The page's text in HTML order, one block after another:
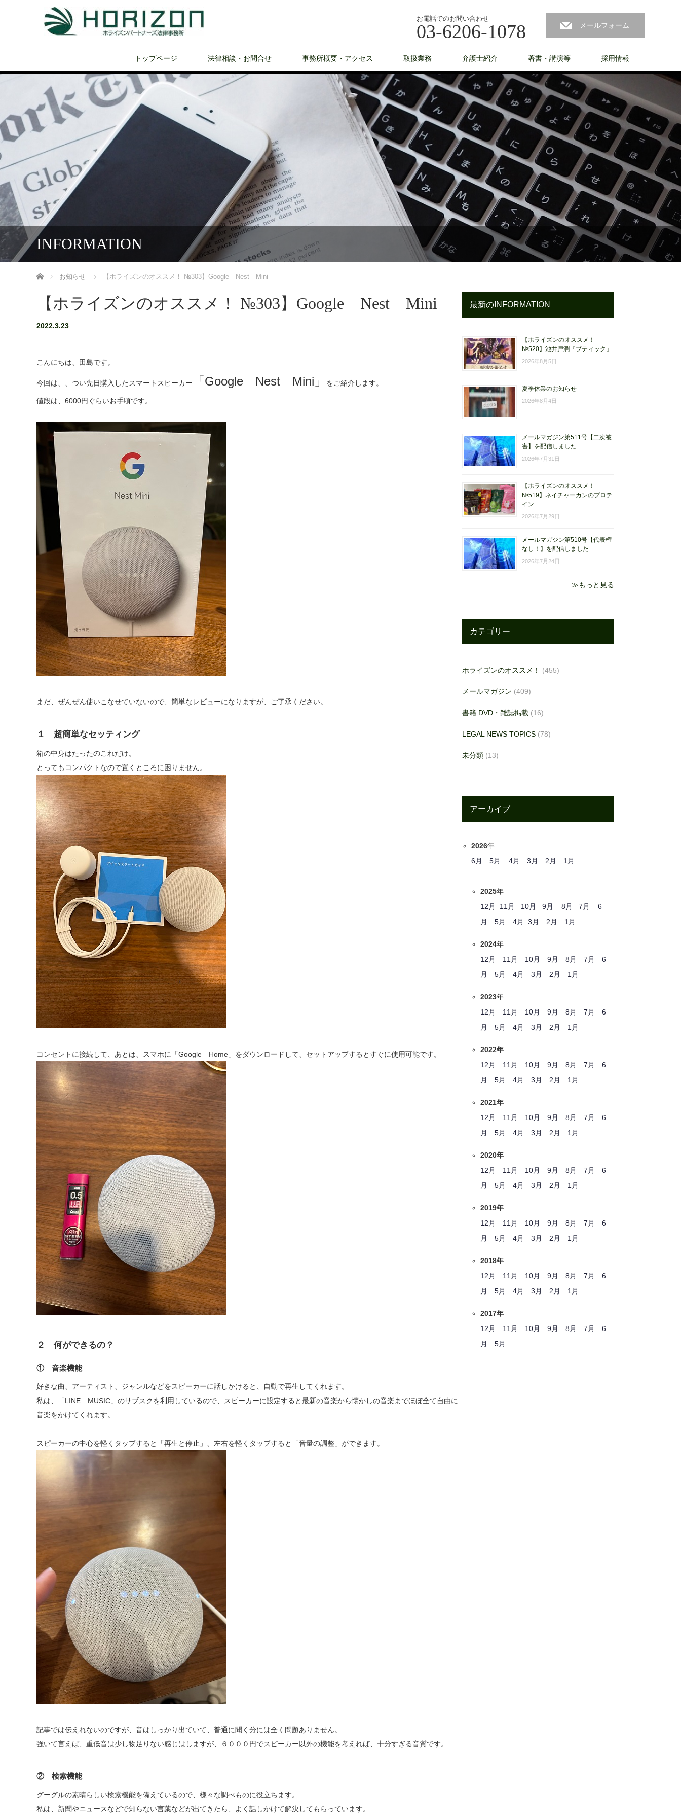
お電話でのお問い合わせ
03-6206-1078 メールフォーム
トップページ 法律相談・お問合せ 事務所概要・アクセス 取扱業務 弁護士紹介 著書・講演等 採用情報
INFORMATION
ホーム お知らせ 【ホライズンのオススメ！ №303】Google Nest Mini
【ホライズンのオススメ！ №303】Google Nest Mini
2022.3.23
こんにちは、田島です。
今回は、、つい先日購入したスマートスピーカー 「Google Nest Mini」 をご紹介します。
値段は、6000円ぐらいお手頃です。
まだ、ぜんぜん使いこなせていないので、簡単なレビューになりますが、ご了承ください。
１ 超簡単なセッティング
箱の中身はたったのこれだけ。
とってもコンパクトなので置くところに困りません。
コンセントに接続して、あとは、スマホに「Google Home」をダウンロードして、セットアップするとすぐに使用可能です。
２ 何ができるの？
① 音楽機能
好きな曲、アーティスト、ジャンルなどをスピーカーに話しかけると、自動で再生してくれます。
私は、「LINE MUSIC」のサブスクを利用しているので、スピーカーに設定すると最新の音楽から懐かしの音楽までほぼ全て自由に
音楽をかけてくれます。
スピーカーの中心を軽くタップすると「再生と停止」、左右を軽くタップすると「音量の調整」ができます。
記事では伝えれないのですが、音はしっかり出ていて、普通に聞く分には全く問題ありません。
強いて言えば、重低音は少し物足りない感じはしますが、６０００円でスピーカー以外の機能を考えれば、十分すぎる音質です。
② 検索機能
グーグルの素晴らしい検索機能を備えているので、様々な調べものに役立ちます。
私は、新聞やニュースなどで知らない言葉などが出てきたら、よく話しかけて解決してもらっています。
最新のINFORMATION
【ホライズンのオススメ！
№520】池井戸潤『ブティック』
2026年8月5日
夏季休業のお知らせ
2026年8月4日
メールマガジン第511号【二次被
害】を配信しました
2026年7月31日
【ホライズンのオススメ！
№519】ネイチャーカンのプロテ
イン
2026年7月29日
メールマガジン第510号【代表権
なし！】を配信しました
2026年7月24日
≫もっと見る
カテゴリー
ホライズンのオススメ！ (455)
メールマガジン (409)
書籍 DVD・雑誌掲載 (16)
LEGAL NEWS TOPICS (78)
未分類 (13)
アーカイブ
2026年
6月
5月 4月 3月 2月 1月
2025年
12月
11月 10月 9月 8月 7月
6
月
5月 4月 3月 2月 1月
2024年
12月
11月 10月 9月 8月 7月
6
月
5月 4月 3月 2月 1月
2023年
12月
11月 10月 9月 8月 7月
6
月
5月 4月 3月 2月 1月
2022年
12月
11月 10月 9月 8月 7月
6
月
5月 4月 3月 2月 1月
2021年
12月
11月 10月 9月 8月 7月
6
月
5月 4月 3月 2月 1月
2020年
12月
11月 10月 9月 8月 7月
6
月
5月 4月 3月 2月 1月
2019年
12月
11月 10月 9月 8月 7月
6
月
5月 4月 3月 2月 1月
2018年
12月
11月 10月 9月 8月 7月
6
月
5月 4月 3月 2月 1月
2017年
12月
11月 10月 9月 8月 7月
6
月
5月